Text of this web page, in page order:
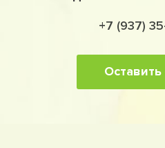
+7 (937)
Оставить